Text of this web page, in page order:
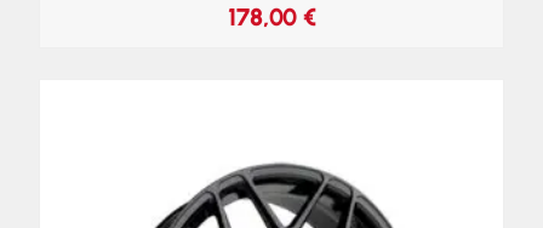
178,00 €